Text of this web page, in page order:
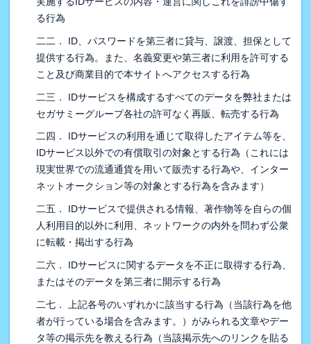
る行為
二二． ID、パスワードを第三者に貸与、譲渡、担保として
提供する行為。また、名義変更や第三者に利用を許可する
こと及び商業目的で本サイトへアクセスする行為
二三． IDサービスを構成するすべてのデータを弊社または
セガサミーグループ各社の許可なく再販、転売する行為
二四． IDサービスの利用を通じて取得したアイテム等を、
IDサービス以外での有償取引の対象とする行為（これには
現実世界での流通通貨を用いて販売する行為や、インター
ネットオークション等の対象とする行為を含みます）
二五． IDサービスで提供される情報、著作物等を自らの個
人利用目的以外に利用、ネットワークの内外を問わず公衆
に転載・掲出する行為
二六． IDサービスに関するデータを不正に取得する行為、
またはそのデータを第三者に開示する行為
二七． 上記各号のいずれかに該当する行為（当該行為を他
者が行っている場合を含みます。）がみられる文章やデー
タ等の掲示先を教える行為（当該掲示先へのリンクを貼る